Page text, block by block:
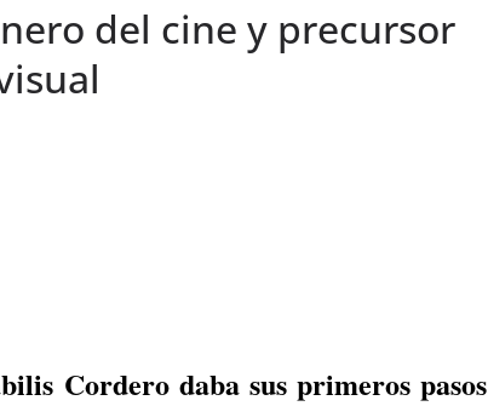
del cine y precursor
Cordero daba sus primeros pasos